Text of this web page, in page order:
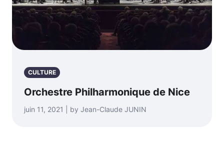
CULTURE
Orchestre Philharmonique de Nice
juin 11, 2021 | by Jean-Claude JUNIN